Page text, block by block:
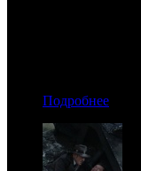
Подробнее